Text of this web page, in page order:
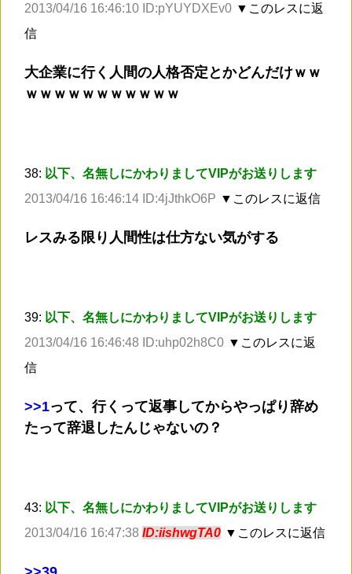
2013/04/16 16:46:10 ID:pYUYDXEv0 ▼このレスに返
信
大企業に行く人間の人格否定とかどんだけｗｗ
ｗｗｗｗｗｗｗｗｗｗｗ
38: 以下、名無しにかわりましてVIPがお送りします
2013/04/16 16:46:14 ID:4jJthkO6P ▼このレスに返信
レスみる限り人間性は仕方ない気がする
39: 以下、名無しにかわりましてVIPがお送りします
2013/04/16 16:46:48 ID:uhp02h8C0 ▼このレスに返
信
>>1って、行くって返事してからやっぱり辞め
たって辞退したんじゃないの？
43: 以下、名無しにかわりましてVIPがお送りします
2013/04/16 16:47:38 ID:iishwgTA0 ▼このレスに返信